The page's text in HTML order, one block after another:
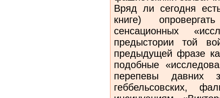
Вряд ли сегодня
книге)
сенсационных
предыстории той
предыдущей фразе
подобные
перепевы
геббельсовских,